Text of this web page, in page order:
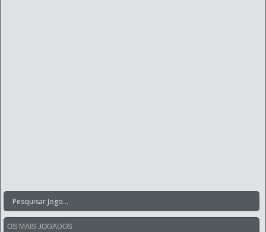
OS MAIS JOGADOS